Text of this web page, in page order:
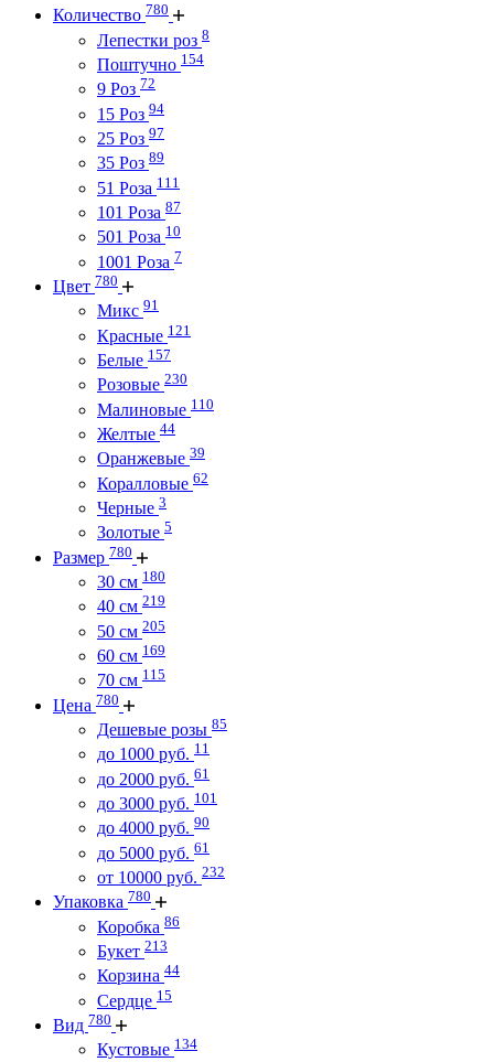
Количество 780
Лепестки роз 8
Поштучно 154
9 Роз 72
15 Роз 94
25 Роз 97
35 Роз 89
51 Роза 111
101 Роза 87
501 Роза 10
1001 Роза 7
Цвет 780
Микс 91
Красные 121
Белые 157
Розовые 230
Малиновые 110
Желтые 44
Оранжевые 39
Коралловые 62
Черные 3
Золотые 5
Размер 780
30 см 180
40 см 219
50 см 205
60 см 169
70 см 115
Цена 780
Дешевые розы 85
до 1000 руб. 11
до 2000 руб. 61
до 3000 руб. 101
до 4000 руб. 90
до 5000 руб. 61
от 10000 руб. 232
Упаковка 780
Коробка 86
Букет 213
Корзина 44
Сердце 15
Вид 780
Кустовые 134